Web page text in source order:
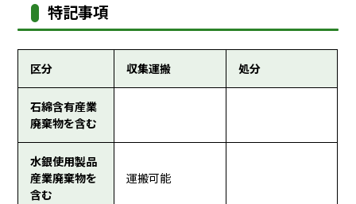
特記事項
区分 収集運搬 処分
石綿含有産業
廃棄物を含む
水銀使用製品
産業廃棄物を
含む
運搬可能